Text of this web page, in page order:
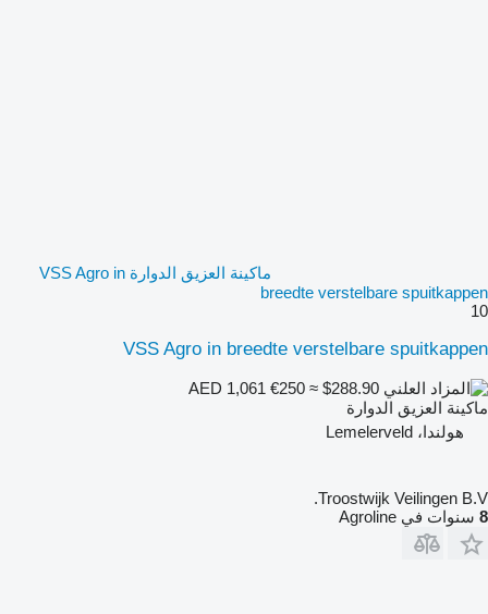
ماكينة العزيق الدوارة VSS Agro in
breedte verstelbare spuitkappen
10
VSS Agro in breedte verstelbare spuitkappen
€250 ≈ $288.90
ماكينة العزيق الدوارة
هولندا، Lemelerveld
Troostwijk Veilingen B.V.
8 سنوات في Agroline